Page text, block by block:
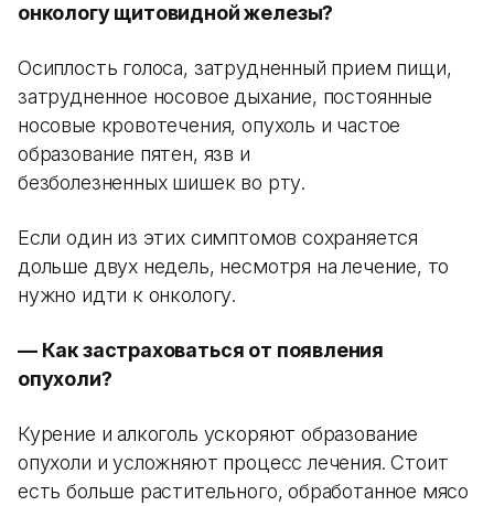
онкологу щитовидной железы?
Осиплость голоса, затрудненный прием пищи,
затрудненное носовое дыхание, постоянные
носовые кровотечения, опухоль и частое
образование пятен, язв и
безболезненных шишек во рту.
Если один из этих симптомов сохраняется
дольше двух недель, несмотря на лечение, то
нужно идти к онкологу.
— Как застраховаться от появления
опухоли?
Курение и алкоголь ускоряют образование
опухоли и усложняют процесс лечения. Стоит
есть больше растительного, обработанное мясо